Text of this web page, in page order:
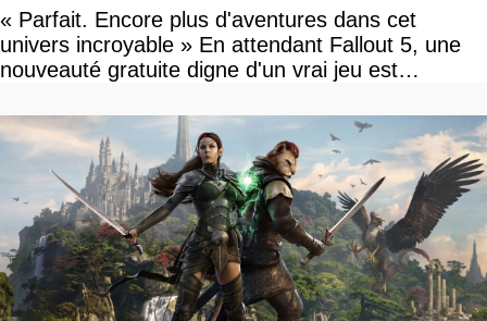
« Parfait. Encore plus d'aventures dans cet
univers incroyable » En attendant Fallout 5, une
nouveauté gratuite digne d'un vrai jeu est